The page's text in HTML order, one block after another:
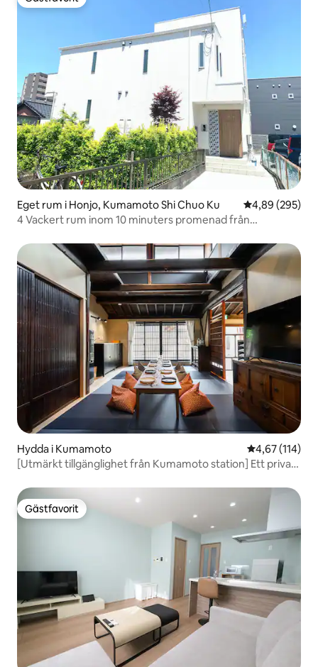
Gästfavorit
Eget rum i Honjo, Kumamoto Shi Chuo Ku 4,89 av 5 i
4,89 (295)
4 Vackert rum inom 10 minuters promenad från
Kumamoto station
Hydda i Kumamoto 4,67 av 5 i
4,67 (114)
[Utmärkt tillgänglighet från Kumamoto station] Ett privat
toalett
Gästfavorit
Gästfavorit